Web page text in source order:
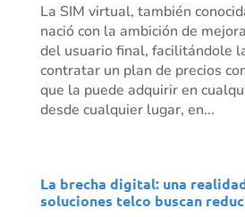
La SIM virtual, también
nació con la ambición de
del usuario final, facilitándole
contratar un plan de precios
que la puede adquirir en
desde cualquier lugar, en...
La brecha digital: una
soluciones telco buscan